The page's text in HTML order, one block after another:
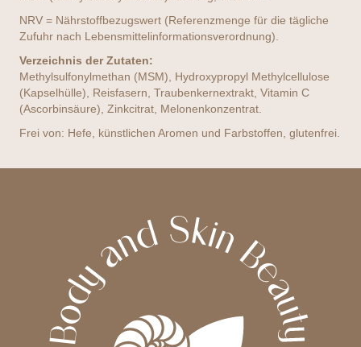
NRV = Nährstoffbezugswert (Referenzmenge für die tägliche
Zufuhr nach Lebensmittelinformationsverordnung).
Verzeichnis der Zutaten:
Methylsulfonylmethan (MSM), Hydroxypropyl Methylcellulose
(Kapselhülle), Reisfasern, Traubenkernextrakt, Vitamin C
(Ascorbinsäure), Zinkcitrat, Melonenkonzentrat.
Frei von: Hefe, künstlichen Aromen und Farbstoffen, glutenfrei.